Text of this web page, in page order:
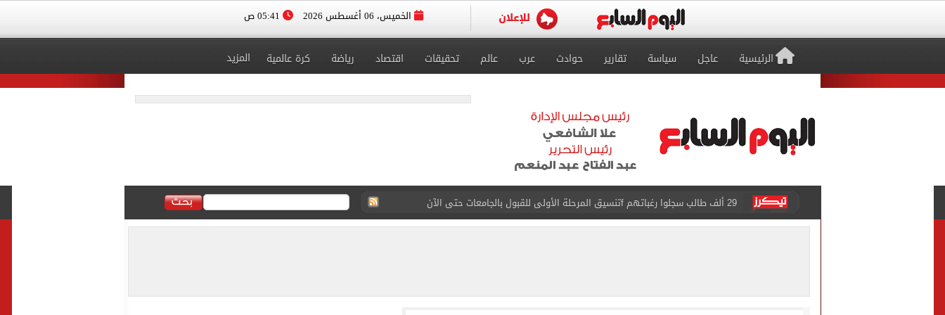
الخميس، 06 أغسطس 2026
الرئيسية عاجل سياسة تقارير حوادث عرب عالم تحقيقات اقتصاد رياضة كرة عالمية المزيد
29 ألف طالب سجلوا رغباتهم fتنسيق المرحلة الأولى للقبول بالجامعات حتى الآن